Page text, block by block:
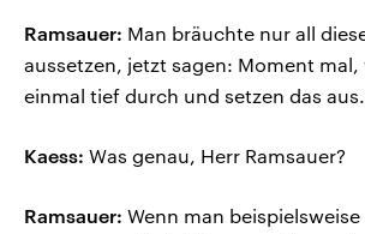
Ramsauer: Man bräuchte nur all
aussetzen, jetzt sagen: Moment mal,
einmal tief durch und setzen das aus.
Kaess: Was genau, Herr Ramsauer?
Ramsauer: Wenn man